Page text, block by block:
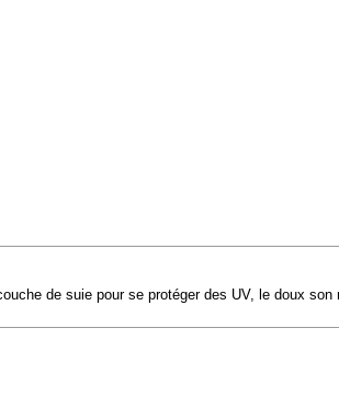
de suie pour se protéger des UV, le doux